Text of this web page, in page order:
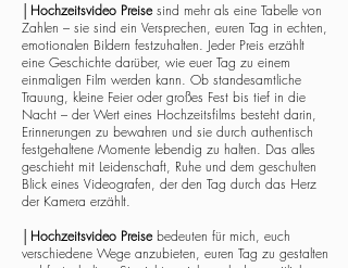
Hochzeitsvideo Preisesind mehr als eine Tabelle von
Zahlen – sie sind ein Versprechen, euren Tag in echten,
emotionalen Bildern festzuhalten. Jeder Preis erzählt
eine Geschichte darüber, wie euer Tag zu einem
einmaligen Film werden kann. Ob standesamtliche
Trauung, kleine Feier oder großes Fest bis tief in die
Nacht – der Wert eines Hochzeitsfilms besteht darin,
Erinnerungen zu bewahren und sie durch authentisch
festgehaltene Momente lebendig zu halten. Das alles
geschieht mit Leidenschaft, Ruhe und dem geschulten
Blick eines Videografen, der den Tag durch das Herz
der Kamera erzählt.
Hochzeitsvideo Preisebedeuten für mich, euch
verschiedene Wege anzubieten, euren Tag zu gestalten